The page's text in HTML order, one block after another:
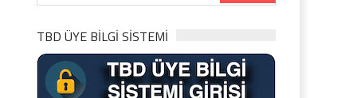
TBD ÜYE BİLGİ SİSTEMİ